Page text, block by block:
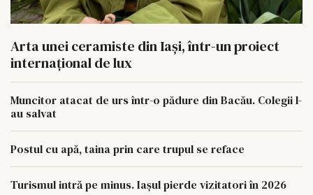
Arta unei ceramiste din Iași, într-un proiect
internațional de lux
Muncitor atacat de urs într-o pădure din Bacău. Colegii l-
au salvat
Postul cu apă, taina prin care trupul se reface
Turismul intră pe minus. Iașul pierde vizitatori în 2026